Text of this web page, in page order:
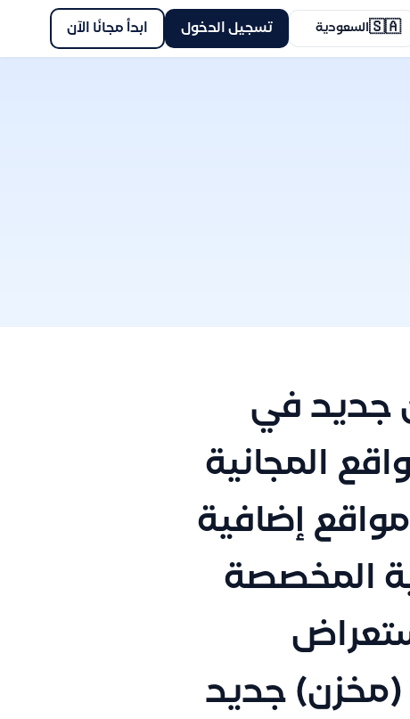
🇸🇦السعودية تسجيل الدخول ابدأ مجانًا الآن
جديد في
المجانية
إضافية
المخصصة
(مخزن) جديد